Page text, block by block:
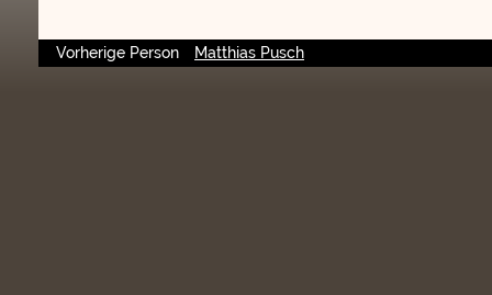
Vorherige Person Matthias Pusch